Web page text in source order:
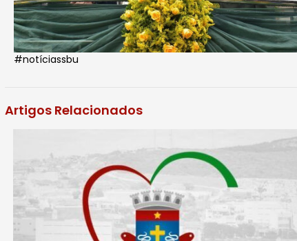
#notíciassbu
Artigos Relacionados